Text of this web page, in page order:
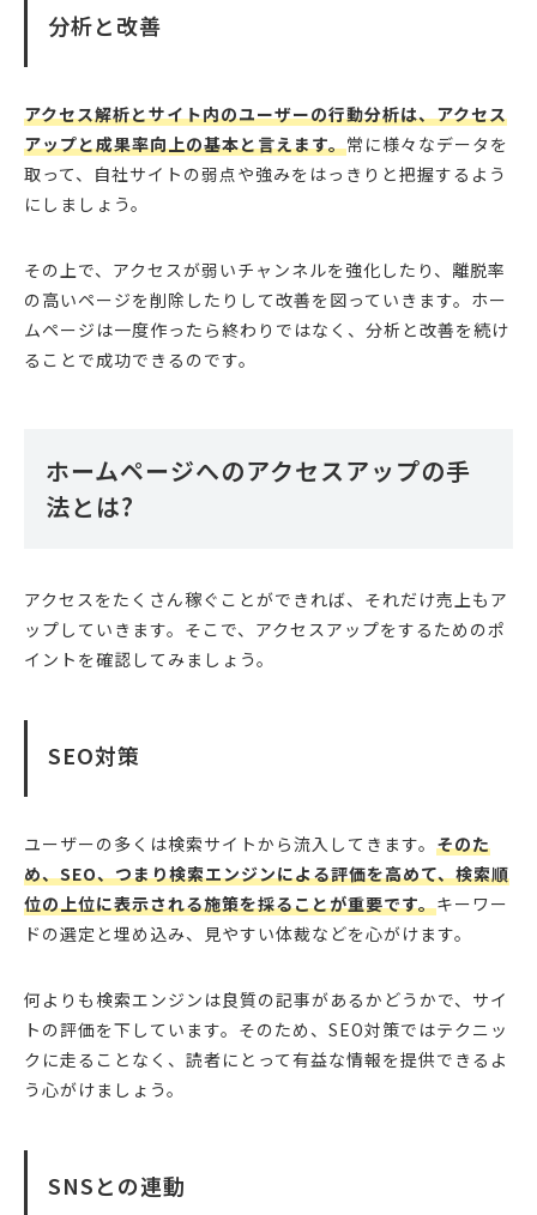
分析と改善
アクセス解析とサイト内のユーザーの行動分析は、アクセス
アップと成果率向上の基本と言えます。常に様々なデータを
取って、自社サイトの弱点や強みをはっきりと把握するよう
にしましょう。
その上で、アクセスが弱いチャンネルを強化したり、離脱率
の高いページを削除したりして改善を図っていきます。ホー
ムページは一度作ったら終わりではなく、分析と改善を続け
ることで成功できるのです。
ホームページへのアクセスアップの手
法とは?
アクセスをたくさん稼ぐことができれば、それだけ売上もア
ップしていきます。そこで、アクセスアップをするためのポ
イントを確認してみましょう。
SEO対策
ユーザーの多くは検索サイトから流入してきます。 そのた
め、SEO、つまり検索エンジンによる評価を高めて、検索順
位の上位に表示される施策を採ることが重要です。キーワー
ドの選定と埋め込み、見やすい体裁などを心がけます。
何よりも検索エンジンは良質の記事があるかどうかで、サイ
トの評価を下しています。そのため、SEO対策ではテクニッ
クに走ることなく、読者にとって有益な情報を提供できるよ
う心がけましょう。
SNSとの連動